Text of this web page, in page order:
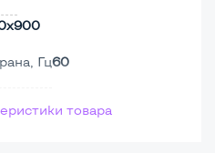
Гц60
товара